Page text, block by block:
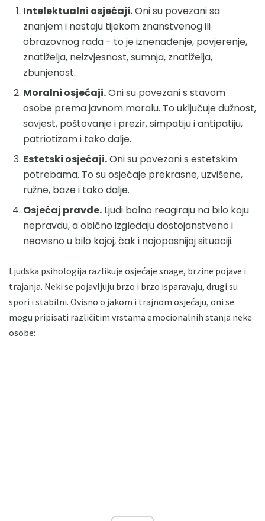
Intelektualni osjećaji.Oni su povezani sa
znanjem i nastaju tijekom znanstvenog ili
obrazovnog rada - to je iznenađenje, povjerenje,
znatiželja, neizvjesnost, sumnja, znatiželja,
zbunjenost.
Moralni osjećaji.Oni su povezani s stavom
osobe prema javnom moralu. To uključuje dužnost,
savjest, poštovanje i prezir, simpatiju i antipatiju,
patriotizam i tako dalje.
Estetski osjećaji.Oni su povezani s estetskim
potrebama. To su osjećaje prekrasne, uzvišene,
ružne, baze i tako dalje.
Osjećaj pravde. Ljudi bolno reagiraju na bilo koju
nepravdu, a obično izgledaju dostojanstveno i
neovisno u bilo kojoj, čak i najopasnijoj situaciji.
Ljudska psihologija razlikuje osjećaje snage, brzine pojave i
trajanja. Neki se pojavljuju brzo i brzo isparavaju, drugi su
spori i stabilni. Ovisno o jakom i trajnom osjećaju, oni se
mogu pripisati različitim vrstama emocionalnih stanja neke
osobe: